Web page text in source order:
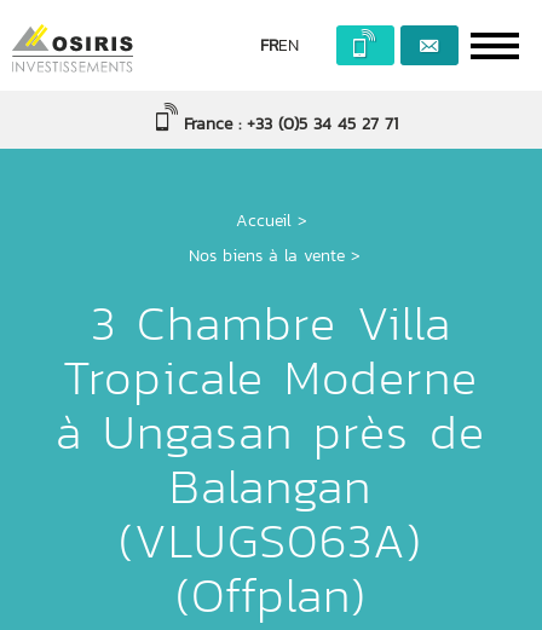
FREN
France : +33 (0)5 34 45 27 71
Accueil>
Nos biens à la vente >
3 Chambre Villa
Tropicale Moderne
à Ungasan près de
Balangan
(VLUGS063A)
(Offplan)